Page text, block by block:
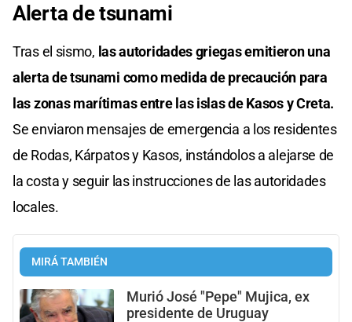
of
Alerta de tsunami
Tras el sismo, las autoridades griegas emitieron una
alerta de tsunami como medida de precaución para
las zonas marítimas entre las islas de Kasos y Creta.
Se enviaron mensajes de emergencia a los residentes
de Rodas, Kárpatos y Kasos, instándolos a alejarse de
la costa y seguir las instrucciones de las autoridades
locales.
MIRÁ TAMBIÉN
Murió José "Pepe" Mujica, ex
presidente de Uruguay